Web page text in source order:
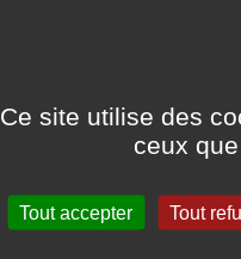
Ce site utilise des
ceux
Tout accepter Tout